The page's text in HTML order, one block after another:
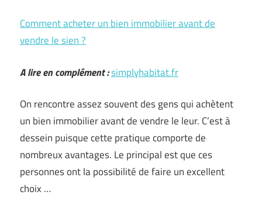
Comment acheter un bien immobilier avant de
vendre le sien ?
A lire en complément :simplyhabitat.fr
On rencontre assez souvent des gens qui achètent
un bien immobilier avant de vendre le leur. C’est à
dessein puisque cette pratique comporte de
nombreux avantages. Le principal est que ces
personnes ont la possibilité de faire un excellent
choix …